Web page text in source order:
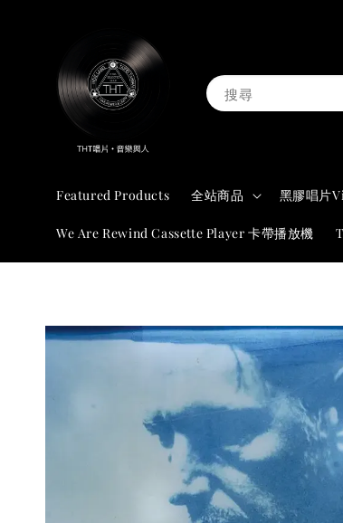
搜尋
Featured Products 全站商品 黑膠唱片
We Are Rewind Cassette Player 卡帶播放機